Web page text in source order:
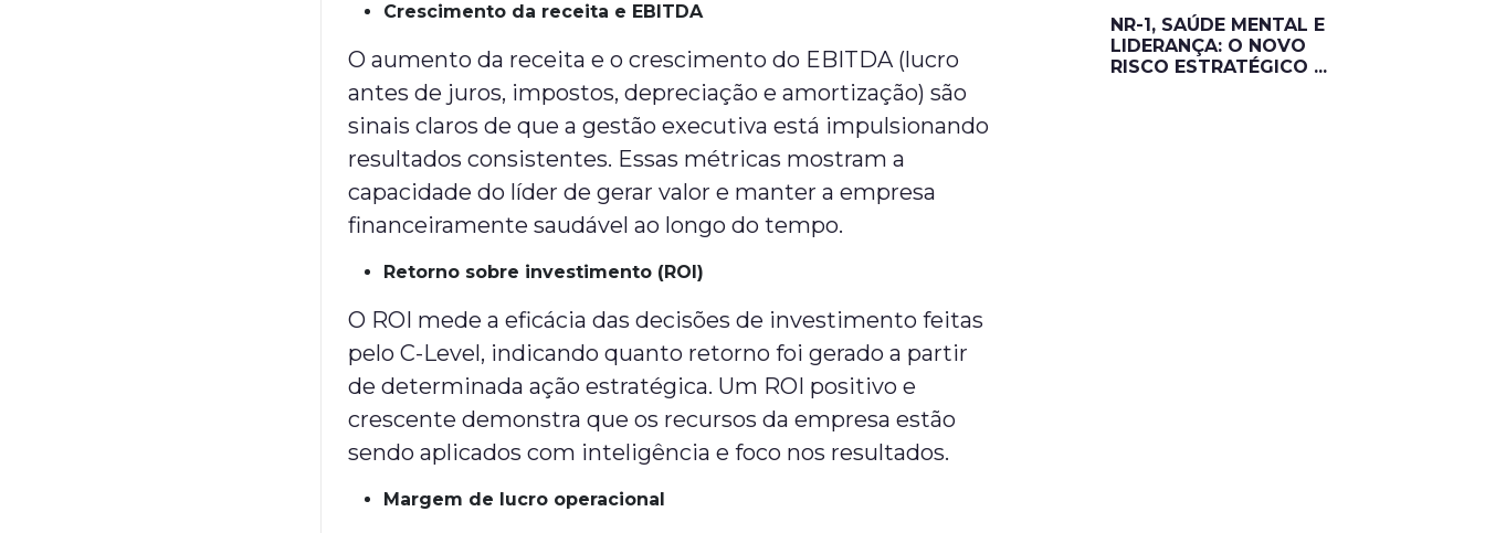
Crescimento da receita e EBITDA
O aumento da receita e o crescimento do EBITDA (lucro
antes de juros, impostos, depreciação e amortização) são
sinais claros de que a gestão executiva está impulsionando
resultados consistentes. Essas métricas mostram a
capacidade do líder de gerar valor e manter a empresa
financeiramente saudável ao longo do tempo.
Retorno sobre investimento (ROI)
O ROI mede a eficácia das decisões de investimento feitas
pelo C-Level, indicando quanto retorno foi gerado a partir
de determinada ação estratégica. Um ROI positivo e
crescente demonstra que os recursos da empresa estão
sendo aplicados com inteligência e foco nos resultados.
Margem de lucro operacional
NR-1, SAÚDE MENTAL E
LIDERANÇA: O NOVO
RISCO ESTRATÉGICO ...